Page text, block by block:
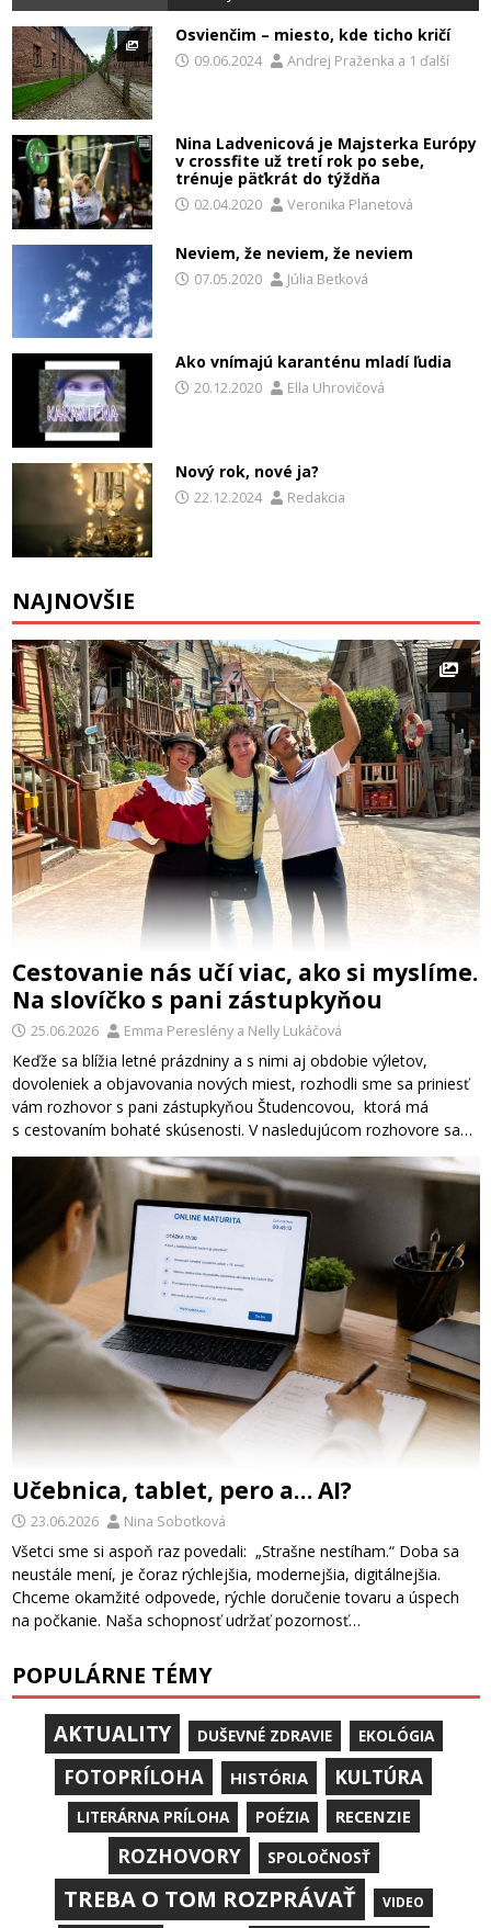
Osvienčim – miesto, kde ticho kričí
09.06.2024 Andrej Praženka a 1 ďalší
Nina Ladvenicová je Majsterka Európy
v crossfite už tretí rok po sebe,
trénuje päťkrát do týždňa
02.04.2020 Veronika Planetová
Neviem, že neviem, že neviem
07.05.2020 Júlia Beťková
Ako vnímajú karanténu mladí ľudia
20.12.2020 Ella Uhrovičová
Nový rok, nové ja?
22.12.2024 Redakcia
NAJNOVŠIE
Cestovanie nás učí viac, ako si myslíme.
Na slovíčko s pani zástupkyňou
25.06.2026 Emma Pereslénya Nelly Lukáčová
Keďže sa blížia letné prázdniny a s nimi aj obdobie výletov,
dovoleniek a objavovania nových miest, rozhodli sme sa priniesť
vám rozhovor s pani zástupkyňou Študencovou, ktorá má
s cestovaním bohaté skúsenosti. V nasledujúcom rozhovore sa…
Učebnica, tablet, pero a… AI?
23.06.2026 Nina Sobotková
Všetci sme si aspoň raz povedali: „Strašne nestíham.“ Doba sa
neustále mení, je čoraz rýchlejšia, modernejšia, digitálnejšia.
Chceme okamžité odpovede, rýchle doručenie tovaru a úspech
na počkanie. Naša schopnosť udržať pozornosť…
POPULÁRNE TÉMY
AKTUALITY DUŠEVNÉ ZDRAVIE EKOLÓGIA
FOTOPRÍLOHA HISTÓRIA KULTÚRA
LITERÁRNA PRÍLOHA POÉZIA RECENZIE
ROZHOVORY SPOLOČNOSŤ
TREBA O TOM ROZPRÁVAŤ VIDEO